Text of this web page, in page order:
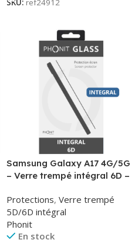
SKU: ref24912
Samsung Galaxy A17 4G/5G
– Verre trempé intégral 6D –
Protections, Verre trempé
5D/6D intégral
Phonit
En stock